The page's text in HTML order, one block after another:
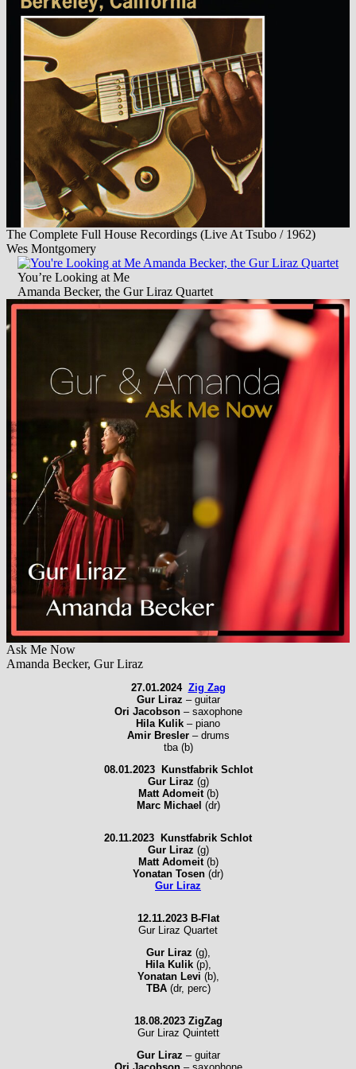
The Complete Full House Recordings (Live At Tsubo / 1962)
Wes Montgomery
You’re Looking at Me
Amanda Becker, the Gur Liraz Quartet
Ask Me Now
Amanda Becker, Gur Liraz
27.01.2024 Zig Zag
Gur Liraz – guitar
Ori Jacobson– saxophone
Hila Kulik – piano
Amir Bresler– drums
tba (b)
08.01.2023
Kunstfabrik Schlot
Gur Liraz (g)
Matt Adomeit(b)
Marc Michael (dr)
20.11.2023
Kunstfabrik Schlot
Gur Liraz (g)
Matt Adomeit(b)
Yonatan Tosen (dr)
Gur Liraz
12.11.2023 B-Flat
Gur Liraz Quartet
Gur Liraz (g),
Hila Kulik(p),
Yonatan Levi (b),
TBA(dr, perc)
18.08.2023 ZigZag
Gur Liraz Quintett
Gur Liraz – guitar